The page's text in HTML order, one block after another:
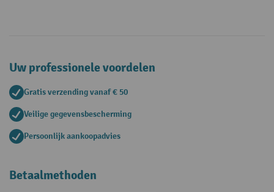
Uw professionele voordelen
Gratis verzending vanaf € 50
Veilige gegevensbescherming
Persoonlijk aankoopadvies
Betaalmethoden